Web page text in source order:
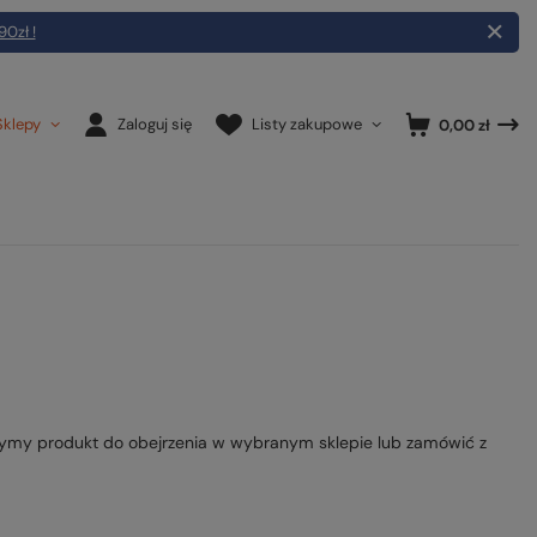
!
Zaloguj się Listy zakupowe 0,00 zł
produkt do obejrzenia w wybranym sklepie lub zamówić z